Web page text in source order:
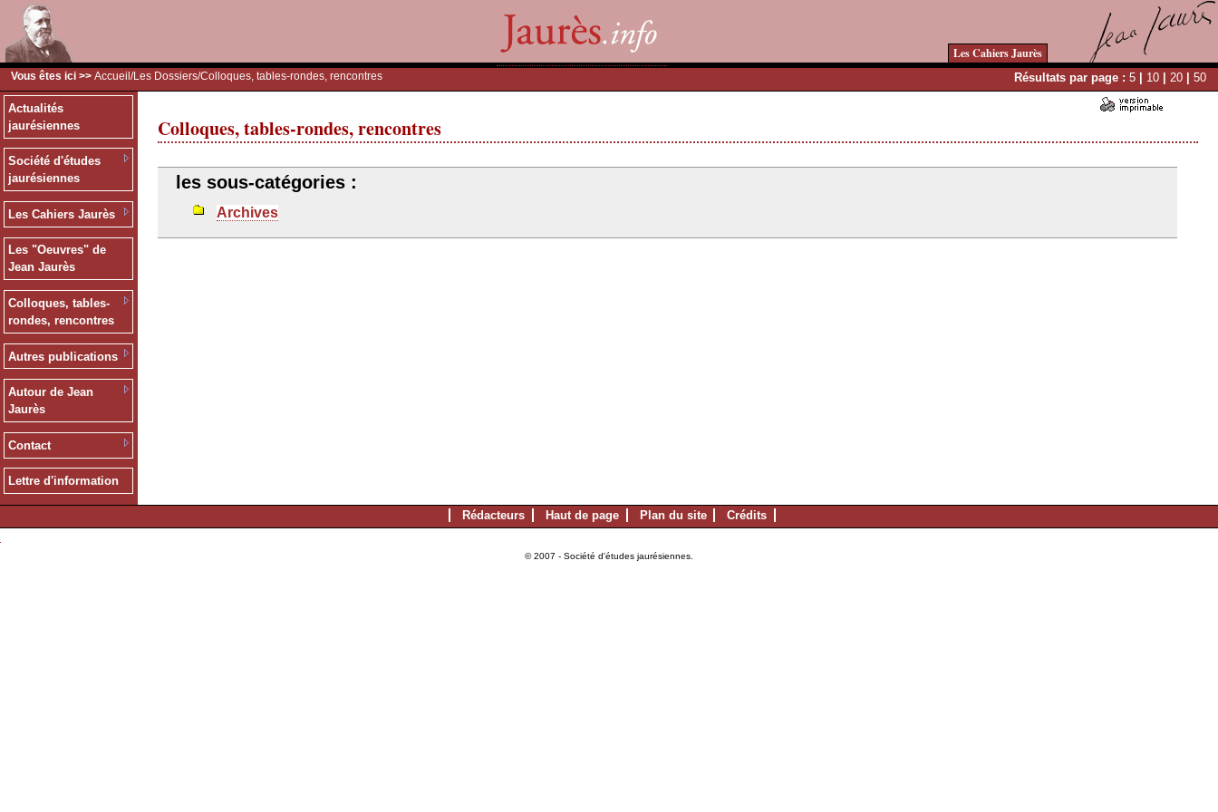
Les Cahiers Jaurès
Vous êtes ici >> Accueil /Les Dossiers/Colloques, tables-rondes, rencontres Résultats par page : 5 | 10 | 20 | 50
Actualités
jaurésiennes
Société d'études
jaurésiennes
Les Cahiers Jaurès
Les "Oeuvres" de
Jean Jaurès
Colloques, tables-
rondes, rencontres
Autres publications
Autour de Jean
Jaurès
Contact
Lettre d'information
Colloques, tables-rondes, rencontres
les sous-catégories :
Archives
Rédacteurs Haut de page Plan du site Crédits
© 2007 - Société d'études jaurésiennes.